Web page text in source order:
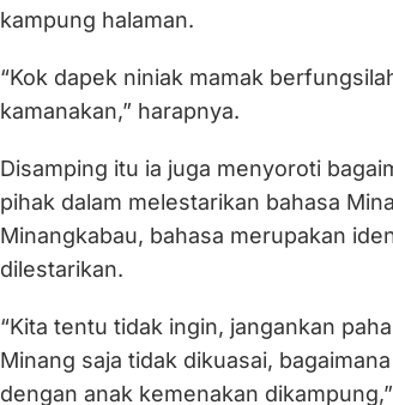
kampung halaman.
“Kok dapek niniak mamak
kamanakan,” harapnya.
Disamping itu ia juga menyoroti
pihak dalam melestarikan bahasa
Minangkabau, bahasa merupakan
dilestarikan.
“Kita tentu tidak ingin, jangankan
Minang saja tidak dikuasai,
dengan anak kemenakan